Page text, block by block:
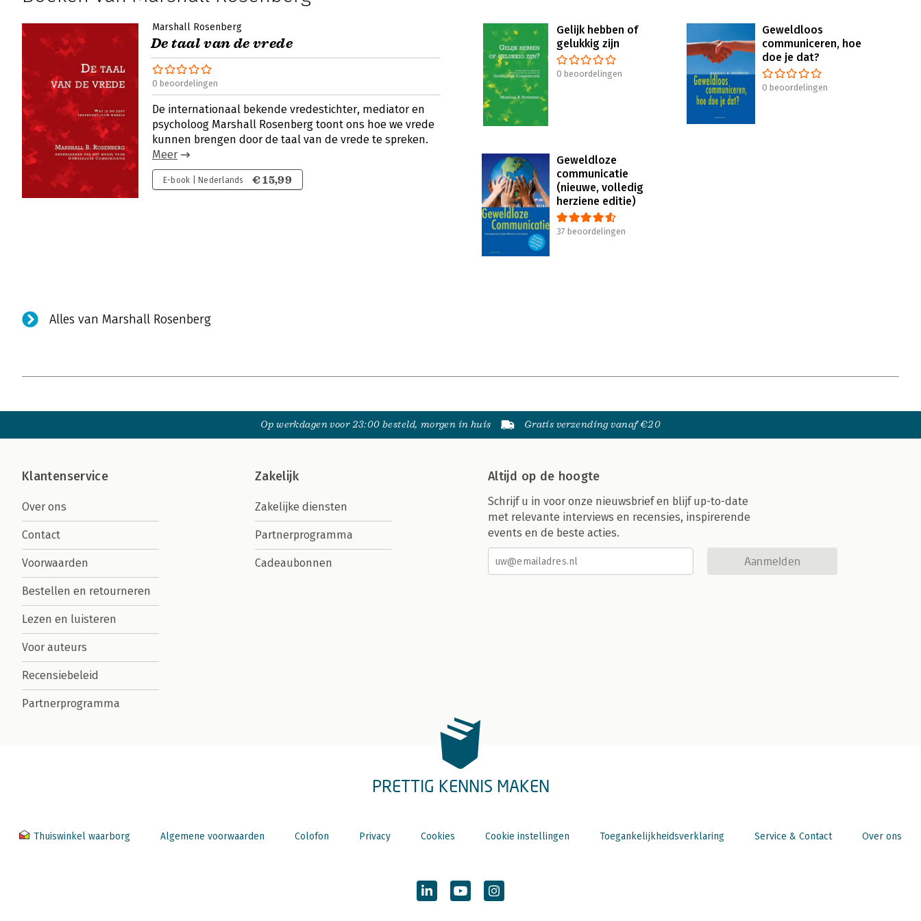
Marshall Rosenberg
De taal van de vrede
0 beoordelingen
De internationaal bekende vredestichter, mediator en
psycholoog Marshall Rosenberg toont ons hoe we vrede
kunnen brengen door de taal van de vrede te spreken.
Meer
E-book | Nederlands € 15,99
Gelijk hebben of
gelukkig zijn
0 beoordelingen
Geweldloos
communiceren, hoe
doe je dat?
0 beoordelingen
Geweldloze
communicatie
(nieuwe, volledig
herziene editie)
37 beoordelingen
Alles van Marshall Rosenberg
Op werkdagen voor 23:00 besteld, morgen in huis Gratis verzending vanaf €20
Klantenservice
Over ons
Contact
Voorwaarden
Bestellen en retourneren
Lezen en luisteren
Voor auteurs
Recensiebeleid
Partnerprogramma
Zakelijk
Zakelijke diensten
Partnerprogramma
Cadeaubonnen
Altijd op de hoogte
Schrijf u in voor onze nieuwsbrief en blijf up-to-date
met relevante interviews en recensies, inspirerende
events en de beste acties.
Aanmelden
PRETTIG KENNIS MAKEN
Thuiswinkel waarborg Algemene voorwaarden Colofon Privacy Cookies Cookie instellingen Toegankelijkheidsverklaring Service & Contact Over ons